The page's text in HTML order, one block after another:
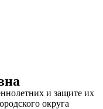
и защите их
округа